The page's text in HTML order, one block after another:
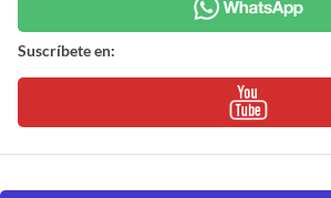
Suscríbete en: